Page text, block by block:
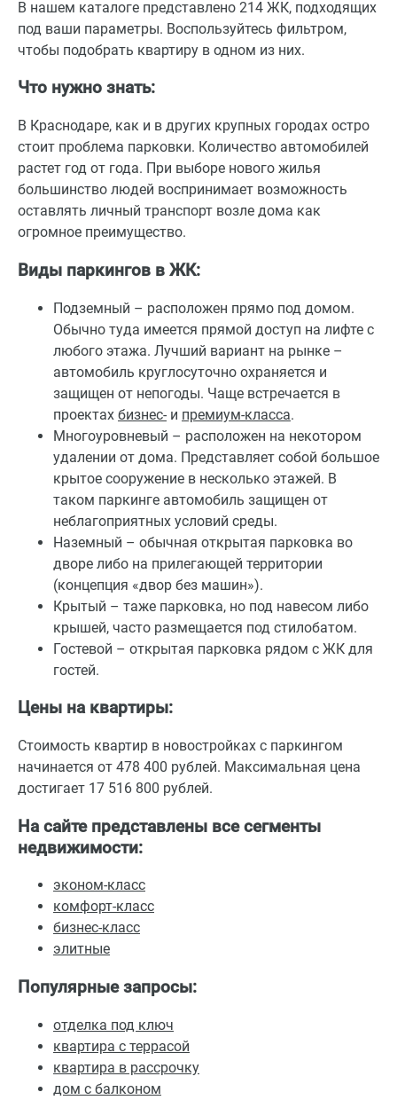
В нашем каталоге представлено 214 ЖК, подходящих
под ваши параметры. Воспользуйтесь фильтром,
чтобы подобрать квартиру в одном из них.
Что нужно знать:
В Краснодаре, как и в других крупных городах остро
стоит проблема парковки. Количество автомобилей
растет год от года. При выборе нового жилья
большинство людей воспринимает возможность
оставлять личный транспорт возле дома как
огромное преимущество.
Виды паркингов в ЖК:
Подземный – расположен прямо под домом.
Обычно туда имеется прямой доступ на лифте с
любого этажа. Лучший вариант на рынке –
автомобиль круглосуточно охраняется и
защищен от непогоды. Чаще встречается в
проектах бизнес- и премиум-класса.
Многоуровневый – расположен на некотором
удалении от дома. Представляет собой большое
крытое сооружение в несколько этажей. В
таком паркинге автомобиль защищен от
неблагоприятных условий среды.
Наземный – обычная открытая парковка во
дворе либо на прилегающей территории
(концепция «двор без машин»).
Крытый – таже парковка, но под навесом либо
крышей, часто размещается под стилобатом.
Гостевой – открытая парковка рядом с ЖК для
гостей.
Цены на квартиры:
Стоимость квартир в новостройках с паркингом
начинается от 478 400 рублей. Максимальная цена
достигает 17 516 800 рублей.
На сайте представлены все сегменты
недвижимости:
эконом-класс
комфорт-класс
бизнес-класс
элитные
Популярные запросы:
отделка под ключ
квартира с террасой
квартира в рассрочку
дом с балконом